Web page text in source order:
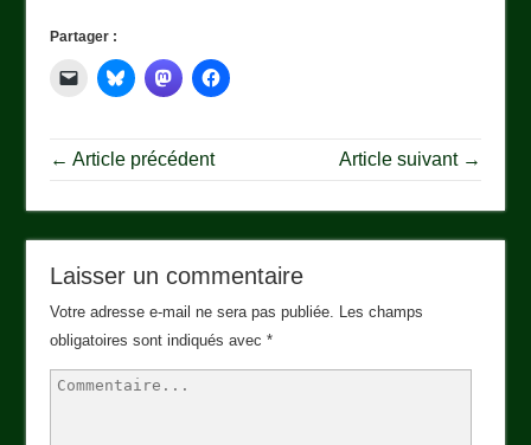
Partager :
← Article précédent Article suivant →
Laisser un commentaire
Votre adresse e-mail ne sera pas publiée. Les champs
obligatoires sont indiqués avec*